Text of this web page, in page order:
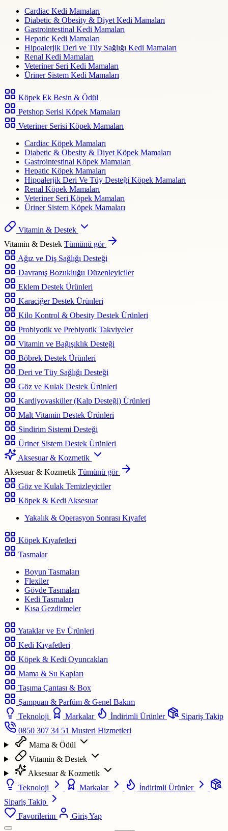
Cardiac Kedi Mamaları
Diabetic & Obesity & Diyet Kedi Mamaları
Gastrointestinal Kedi Mamaları
Hepatic Kedi Mamaları
Hipoalerjik Deri ve Tüy Sağlığı Kedi Mamaları
Renal Kedi Mamaları
Veteriner Seri Kedi Mamaları
Üriner Sistem Kedi Mamaları
Köpek Ek Besin & Ödül
Petshop Serisi Köpek Mamaları
Veteriner Serisi Köpek Mamaları
Cardiac Köpek Mamaları
Diabetic & Obesity & Diyet Köpek Mamaları
Gastrointestinal Köpek Mamaları
Hepatic Köpek Mamaları
Hipoalerjik Deri Ve Tüy Desteği Köpek Mamaları
Renal Köpek Mamaları
Veteriner Seri Köpek Mamaları
Üriner Sistem Köpek Mamaları
Vitamin & Destek
Vitamin & Destek Tümünü gör
Ağız ve Diş Sağlığı Desteği
Davranış Bozukluğu Düzenleyiciler
Eklem Destek Ürünleri
Karaciğer Destek Ürünleri
Kilo Kontrol & Obesity Destek Ürünleri
Probiyotik ve Prebiyotik Takviyeler
Vitamin ve Bağışıklık Desteği
Böbrek Destek Ürünleri
Deri ve Tüy Sağlığı Desteği
Göz ve Kulak Destek Ürünleri
Kardiyovasküler (Kalp Desteği) Ürünleri
Malt Vitamin Destek Ürünleri
Sindirim Sistemi Desteği
Üriner Sistem Destek Ürünleri
Aksesuar & Kozmetik
Aksesuar & Kozmetik Tümünü gör
Göz ve Kulak Temizleyiciler
Köpek & Kedi Aksesuar
Yakalık & Operasyon Sonrası Kıyafet
Köpek Kıyafetleri
Tasmalar
Boyun Tasmaları
Flexiler
Gövde Tasmaları
Kedi Tasmaları
Kısa Gezdirmeler
Yataklar ve Ev Ürünleri
Kedi Kıyafetleri
Köpek & Kedi Oyuncakları
Mama & Su Kapları
Taşıma Çantası & Box
Şampuan & Parfüm & Genel Bakım
Teknoloji
Markalar İndirimli Ürünler
Sipariş Takip
0850 307 34 51 Musteri Hizmetleri
Mama & Ödül
Vitamin & Destek
Aksesuar & Kozmetik
Teknoloji
Markalar
İndirimli Ürünler
Sipariş Takip
Favorilerim
Giriş Yap